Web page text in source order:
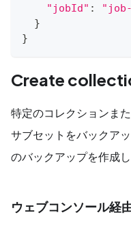
"jobId" :
"job-
}
}
Create
特定のコレクションま
サブセットをバックア
のバックアップを作成し
ウェブコンソール経